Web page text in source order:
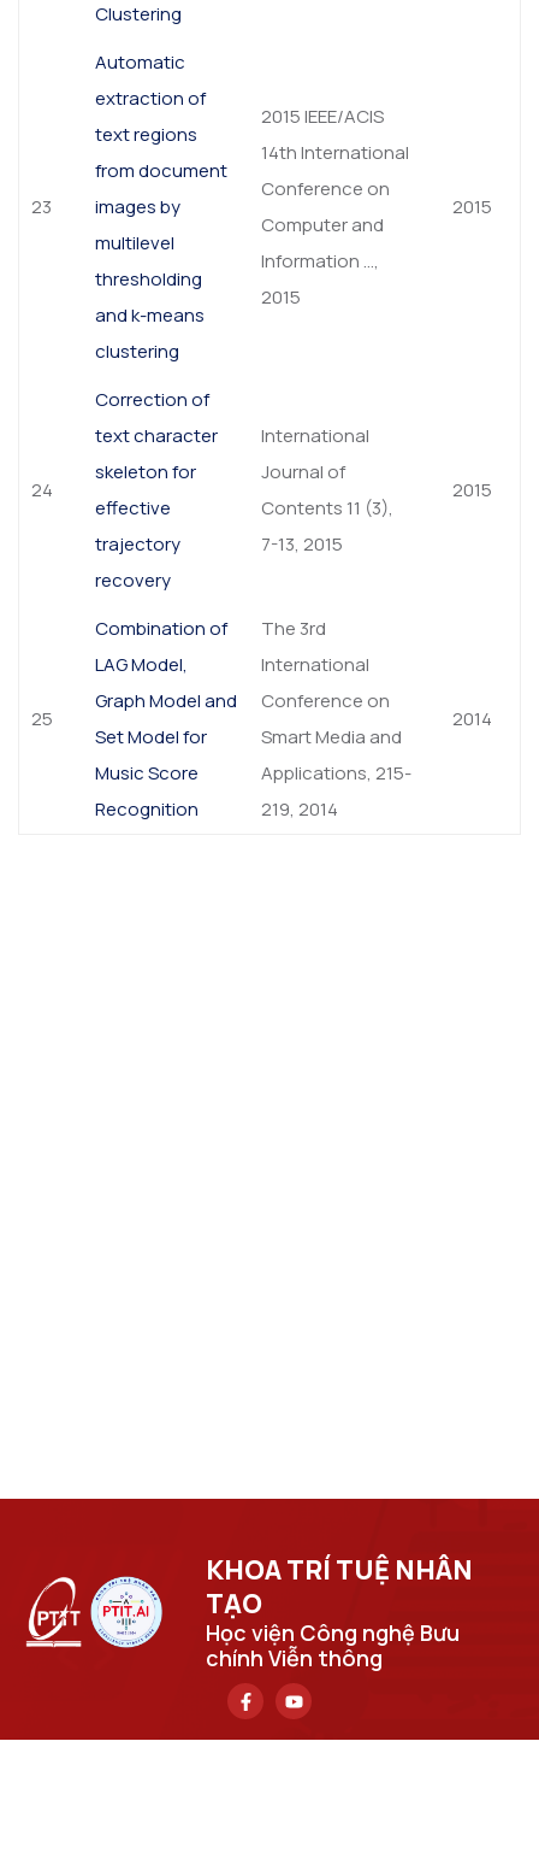
Clustering
23
Automatic
extraction of
text regions
from document
images by
multilevel
thresholding
and k-means
clustering
2015 IEEE/ACIS
14th International
Conference on
Computer and
Information …,
2015
2015
24
Correction of
text character
skeleton for
effective
trajectory
recovery
International
Journal of
Contents 11 (3),
7-13, 2015
2015
25
Combination of
LAG Model,
Graph Model and
Set Model for
Music Score
Recognition
The 3rd
International
Conference on
Smart Media and
Applications, 215-
219, 2014
2014
KHOA TRÍ TUỆ NHÂN
TẠO​
Học viện Công nghệ Bưu
chính Viễn thông